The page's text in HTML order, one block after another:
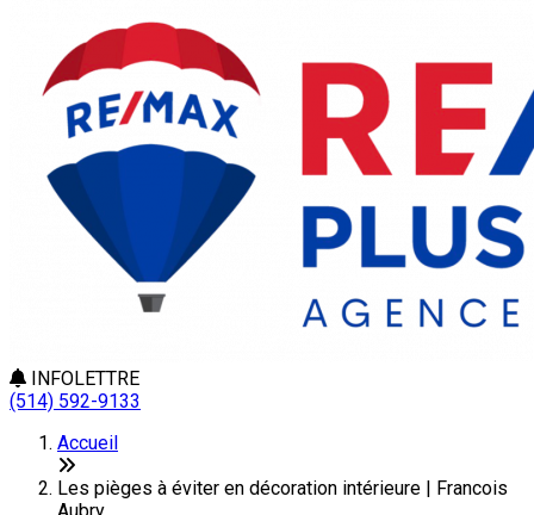
INFOLETTRE
(514) 592-9133
Accueil
Les pièges à éviter en décoration intérieure | Francois